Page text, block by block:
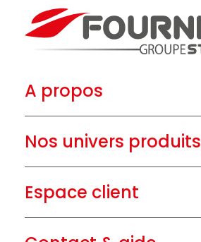
A propos
Nos univers produits
Espace client